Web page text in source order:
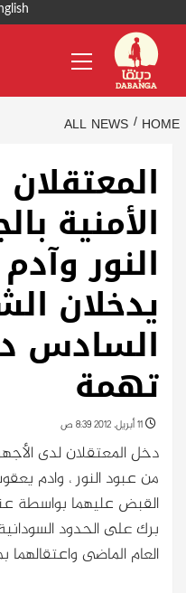
content
Menu
HOME
ALL NEWS
الأمنية
النور
يدخلان
السادس
تهمة
دخل المعتقلان لدى
من عبود النور ، وادم
القبض عليهما بواسطة
برك على الحدود
العام الماضى واعتقالهما